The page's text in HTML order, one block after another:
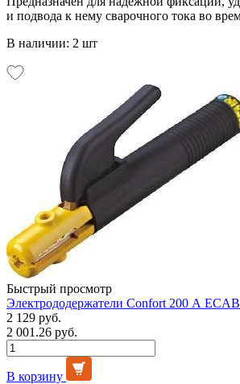
и подвода к нему сварочного тока во
В наличии: 2 шт
Быстрый просмотр
Электрододержатели Confort 200 А ECAB
2 129 руб.
2 001.26 руб.
В корзину